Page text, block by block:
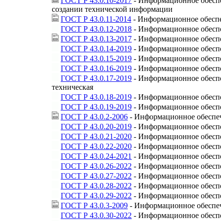
создании технической информации
ГОСТ Р 43.0.11-2014 - Информационное
ГОСТ Р 43.0.12-2018 - Информационное
ГОСТ Р 43.0.13-2017 - Информационное
ГОСТ Р 43.0.14-2019 - Информационное
ГОСТ Р 43.0.15-2019 - Информационное
ГОСТ Р 43.0.16-2019 - Информационное
ГОСТ Р 43.0.17-2019 - Информационное
техническая
ГОСТ Р 43.0.18-2019 - Информационное
ГОСТ Р 43.0.19-2019 - Информационное
ГОСТ Р 43.0.2-2006 - Информационное
ГОСТ Р 43.0.20-2019 - Информационное
ГОСТ Р 43.0.21-2020 - Информационное
ГОСТ Р 43.0.22-2020 - Информационное
ГОСТ Р 43.0.24-2021 - Информационное
ГОСТ Р 43.0.26-2022 - Информационное
ГОСТ Р 43.0.27-2022 - Информационное
ГОСТ Р 43.0.28-2022 - Информационное
ГОСТ Р 43.0.29-2022 - Информационное
ГОСТ Р 43.0.3-2009 - Информационное
ГОСТ Р 43.0.30-2022 - Информационное